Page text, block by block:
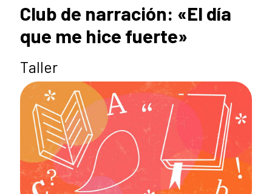
Club de narración: «El día
que me hice fuerte»
Taller